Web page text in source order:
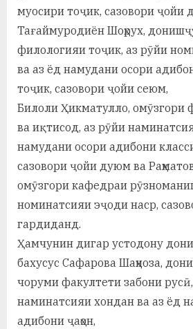
муосири тоҷик, сазовори ҷойи
Тағаймуродиён Шоҳрух,
филологияи тоҷик, аз рӯйи
ва аз ёд намудани осори
тоҷик, сазовори ҷойи сеюм,
Билоли Ҳикматулло, омӯзгори
ва иқтисод, аз рӯйи
намудани осори адибони
сазовори ҷойи дуюм ва
омӯзгори кафедраи
номинатсияи эҷоди наср,
гардиданд.
Ҳамчунин дигар устодону
бахусус Сафарова Шаҳноза,
чоруми факултети забони
наминатсияи хондан ва аз ёд
адибони ҷаҳон,